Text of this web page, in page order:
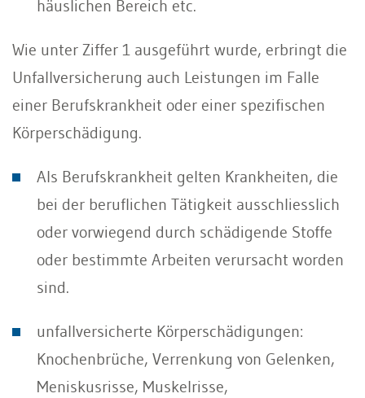
häuslichen Bereich etc.
Wie unter Ziffer 1 ausgeführt wurde, erbringt die
Unfallversicherung auch Leistungen im Falle
einer Berufskrankheit oder einer spezifischen
Körperschädigung.
Als Berufskrankheit gelten Krankheiten, die
bei der beruflichen Tätigkeit ausschliesslich
oder vorwiegend durch schädigende Stoffe
oder bestimmte Arbeiten verursacht worden
sind.
unfallversicherte Körperschädigungen:
Knochenbrüche, Verrenkung von Gelenken,
Meniskusrisse, Muskelrisse,